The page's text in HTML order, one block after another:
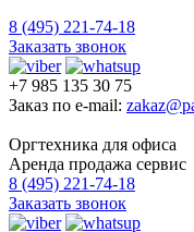
8 (495) 221-74-18
Заказать звонок
+7 985 135 30 75
Заказ по e-mail:
Оргтехника для офиса
Аренда продажа сервис
8 (495) 221-74-18
Заказать звонок